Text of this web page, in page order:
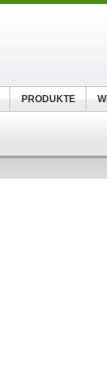
PRODUKTE